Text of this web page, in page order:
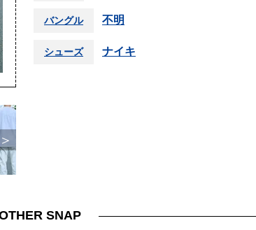
バングル 不明
シューズ ナイキ
SNAP